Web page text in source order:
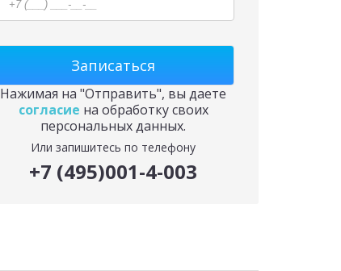
Нажимая на "Отправить", вы даете
согласие на обработку своих
персональных данных.
Или запишитесь по телефону
+7 (495)001-4-003